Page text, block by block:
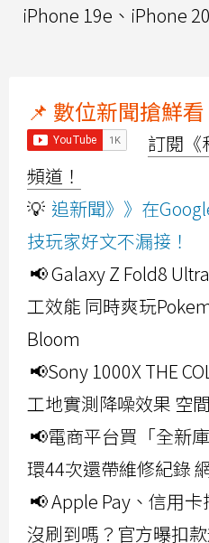
iPhone 19e、iPhone
📌 數位新聞搶鮮看
訂閱《
頻道！
💡 追新聞》》在
技玩家好文不漏接！
📢 Galaxy Z Fold8
工效能 同時爽玩
Bloom
📢Sony 1000X THE
工地實測降噪效果 空
📢電商平台買「全新
環44次還帶維修紀錄
📢 Apple Pay、信用
沒刷到嗎？官方曝扣